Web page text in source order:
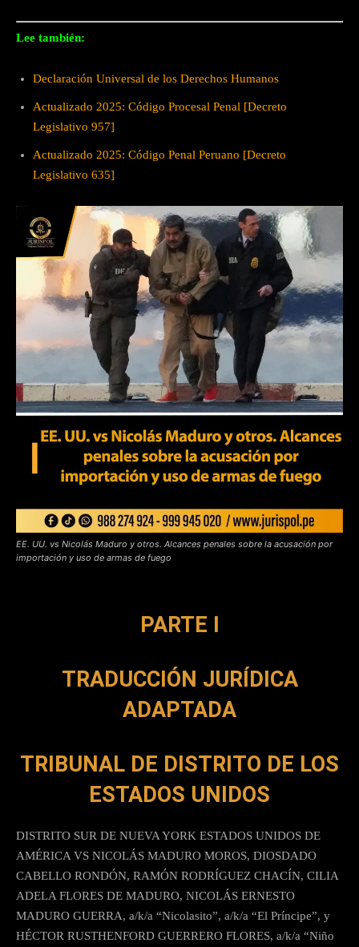
Lee también:
Declaración Universal de los Derechos Humanos
Actualizado 2025: Código Procesal Penal [Decreto
Legislativo 957]
Actualizado 2025: Código Penal Peruano [Decreto
Legislativo 635]
EE. UU. vs Nicolás Maduro y otros. Alcances penales sobre la acusación por
importación y uso de armas de fuego
PARTE I
TRADUCCIÓN JURÍDICA
ADAPTADA
TRIBUNAL DE DISTRITO DE LOS
ESTADOS UNIDOS
DISTRITO SUR DE NUEVA YORK ESTADOS UNIDOS DE
AMÉRICA VS NICOLÁS MADURO MOROS, DIOSDADO
CABELLO RONDÓN, RAMÓN RODRÍGUEZ CHACÍN, CILIA
ADELA FLORES DE MADURO, NICOLÁS ERNESTO
MADURO GUERRA, a/k/a “Nicolasito”, a/k/a “El Príncipe”, y
HÉCTOR RUSTHENFORD GUERRERO FLORES, a/k/a “Niño